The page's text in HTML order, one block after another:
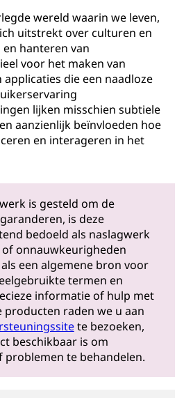
wereld waarin we leven,
uitstrekt over culturen en
hanteren van
voor het maken van
die een naadloze
lijken misschien subtiele
aanzienlijk beïnvloeden hoe
en interageren in het
is gesteld om de
is deze
bedoeld als naslagwerk
onnauwkeurigheden
een algemene bron voor
termen en
informatie of hulp met
raden we u aan
te bezoeken,
beschikbaar is om
problemen te behandelen.